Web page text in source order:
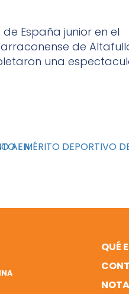
España junior en el
de
una
EN
AL MÉRITO DEPORTIVO
QUÉ